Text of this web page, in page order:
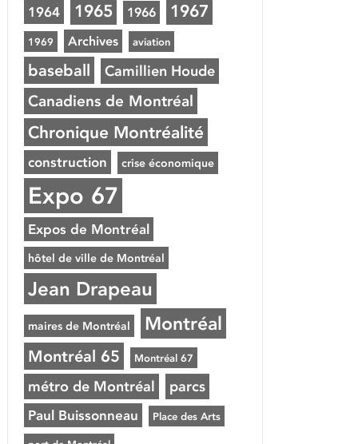
1964 1965 1966 1967
1969 Archives aviation
baseball Camillien Houde
Canadiens de Montréal
Chronique Montréalité
construction crise économique
Expo 67
Expos de Montréal
hôtel de ville de Montréal
Jean Drapeau
maires de Montréal Montréal
Montréal 65 Montréal 67
métro de Montréal parcs
Paul Buissonneau Place des Arts